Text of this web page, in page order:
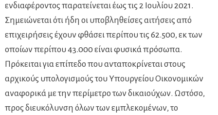
ενδιαφέροντος παρατείνεται έως τις 2 Ιουλίου 2021.
Σημειώνεται ότι ήδη οι υποβληθείσες αιτήσεις από
επιχειρήσεις έχουν φθάσει περίπου τις 62.500, εκ των
οποίων περίπου 43.000 είναι φυσικά πρόσωπα.
Πρόκειται για επίπεδο που ανταποκρίνεται στους
αρχικούς υπολογισμούς του Υπουργείου Οικονομικών
αναφορικά με την περίμετρο των δικαιούχων. Ωστόσο,
προς διευκόλυνση όλων των εμπλεκομένων, το